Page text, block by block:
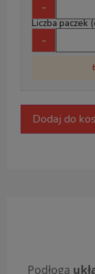
-
Liczba paczek
-
Dodaj do
Podłoga